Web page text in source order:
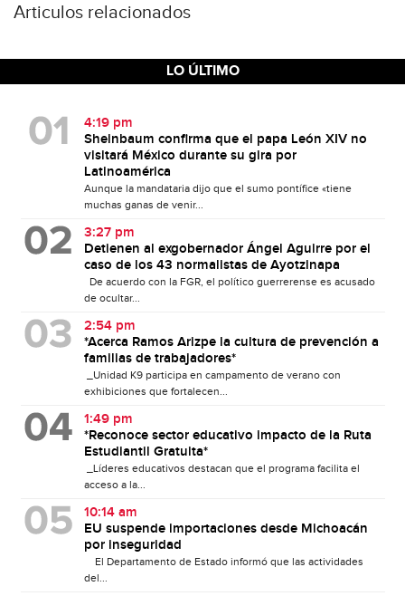
Articulos relacionados
LO ÚLTIMO
4:19 pm
Sheinbaum confirma que el papa León XIV no
visitará México durante su gira por
Latinoamérica
Aunque la mandataria dijo que el sumo pontífice «tiene
muchas ganas de venir...
3:27 pm
Detienen al exgobernador Ángel Aguirre por el
caso de los 43 normalistas de Ayotzinapa
De acuerdo con la FGR, el político guerrerense es acusado
de ocultar...
2:54 pm
*Acerca Ramos Arizpe la cultura de prevención a
familias de trabajadores*
_Unidad K9 participa en campamento de verano con
exhibiciones que fortalecen...
1:49 pm
*Reconoce sector educativo impacto de la Ruta
Estudiantil Gratuita*
_Líderes educativos destacan que el programa facilita el
acceso a la...
10:14 am
EU suspende importaciones desde Michoacán
por inseguridad
El Departamento de Estado informó que las actividades
del...